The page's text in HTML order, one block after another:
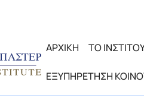
ΑΡΧΙΚΗ ΤΟ
ΕΞΥΠΗΡΕΤΗΣΗ